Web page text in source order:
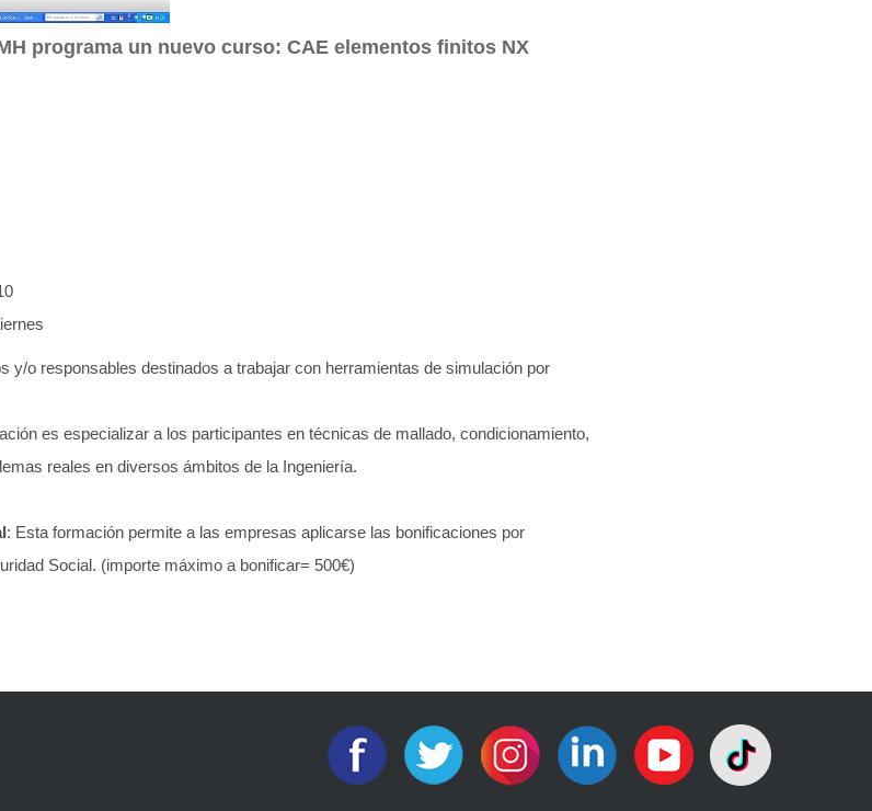
programa un nuevo curso: CAE elementos finitos NX
y/o responsables destinados a trabajar con herramientas de simulación por
es especializar a los participantes en técnicas de mallado, condicionamiento,
reales en diversos ámbitos de la Ingeniería.
: Esta formación permite a las empresas aplicarse las bonificaciones por
Social. (importe máximo a bonificar= 500€)